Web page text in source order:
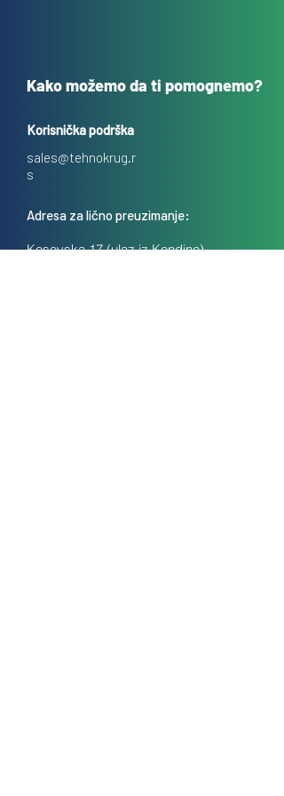
Kako možemo da ti pomognemo?
Korisnička podrška
sales@tehnokrug.r
s
Adresa za lično preuzimanje:
Kosovska 17 (ulaz iz Kondine),